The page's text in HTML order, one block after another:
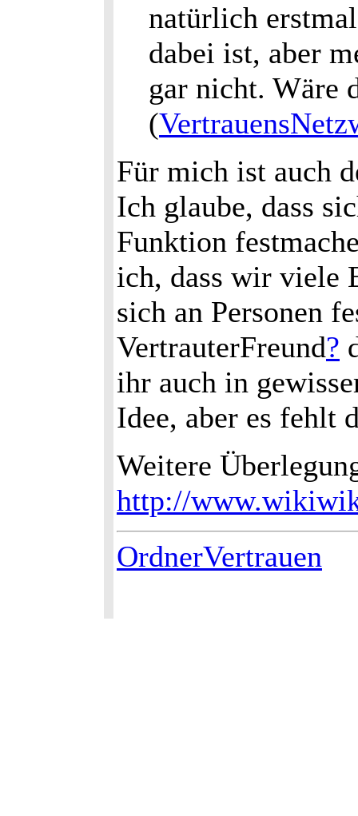
natürlich
dabei ist, aber
gar nicht. Wäre
(
Für mich ist auch
Ich glaube, dass
Funktion
ich, dass wir viele
sich an Personen
VertrauterFreund?
ihr auch in
Idee, aber es fehlt
Weitere
http://
OrdnerVertrauen